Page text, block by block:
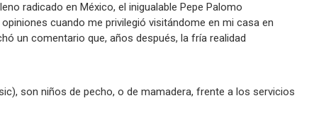
radicado en México, el inigualable Pepe Palomo
cuando me privilegió visitándome en mi casa en
un comentario que, años después, la fría realidad
son niños de pecho, o de mamadera, frente a los servicios